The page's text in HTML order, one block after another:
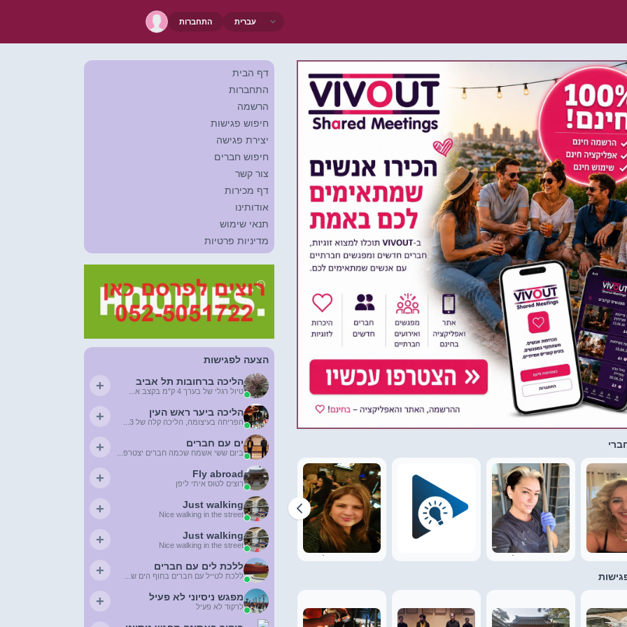
התחברות
דף הבית
התחברות
הרשמה
חיפוש פגישות
יצירת פגישה
חיפוש חברים
צור קשר
דף מכירות
אודותינו
תנאי שימוש
מדיניות פרטיות
הצעה לפגישות
הליכה ברחובות תל אביב
טיול רגלי של בערך 4 ק"מ בקצב א... +
הליכה ביער ראש העין
הפריחה בעיצומה, הליכה קלה של 3... +
ים עם חברים
ביום ששי אשמח שכמה חברים יצטרפ... +
Fly abroad
רוצים לטוס איתי ליפן +
Just walking
Nice walking in the street
+
Just walking
Nice walking in the street
+
ללכת לים עם חברים
ללכת לטייל עם חברים בחוף הים ש... +
מפגש ניסיוני לא פעיל
לרקוד לא פעיל +
רונית מיכאלי איציק איציק מרי אשרקיאן קריספין